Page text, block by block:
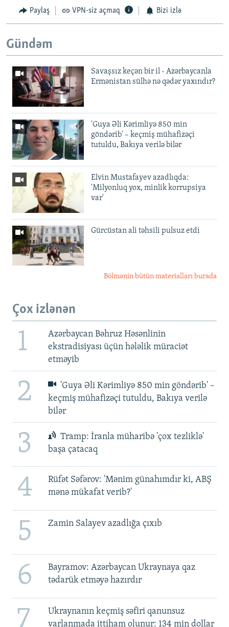
Paylaş VPN-siz açmaq Bizi izlə
Gündəm
Savaşsız keçən bir il - Azərbaycanla
Ermənistan sülhə nə qədər yaxındır?
'Guya Əli Kərimliyə 850 min
göndərib' – keçmiş mühafizəçi
tutuldu, Bakıya verilə bilər
Elvin Mustafayev azadlıqda:
'Milyonluq yox, minlik korrupsiya
var'
Gürcüstan ali təhsili pulsuz etdi
Bölmənin bütün materialları burada
Çox izlənən
1
Azərbaycan Bəhruz Həsənlinin
ekstradisiyası üçün hələlik müraciət
etməyib
2
'Guya Əli Kərimliyə 850 min göndərib' –
keçmiş mühafizəçi tutuldu, Bakıya verilə
bilər
3
Tramp: İranla müharibə 'çox tezliklə'
başa çatacaq
4
Rüfət Səfərov: 'Mənim günahımdır ki, ABŞ
mənə mükafat verib?'
5 Zamin Salayev azadlığa çıxıb
6
Bayramov: Azərbaycan Ukraynaya qaz
tədarük etməyə hazırdır
7
Ukraynanın keçmiş səfiri qanunsuz
varlanmada ittiham olunur: 134 min dollar